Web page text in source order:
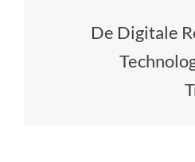
De Digitale